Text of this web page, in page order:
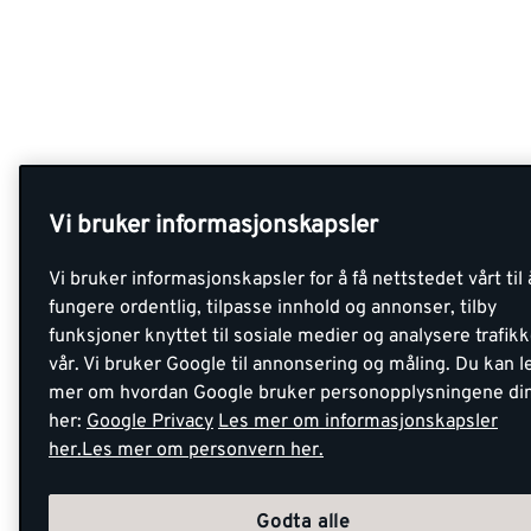
Vi bruker informasjonskapsler
Vi bruker informasjonskapsler for å få nettstedet vårt til
fungere ordentlig, tilpasse innhold og annonser, tilby
funksjoner knyttet til sosiale medier og analysere
vår. Vi bruker Google til annonsering og måling. Du kan
mer om hvordan Google bruker personopplysningene
her: Google Privacy Les mer om informasjonskapsler
her.Les mer om personvern her.
Godta alle